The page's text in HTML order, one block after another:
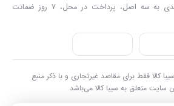
از یک دهه تجربه، با پایبندی به سه اصل، پرداخت در محل، ۷ روز ضمانت
کالا موفق شده تا همگام با فروشگاه‌های معتبر
اینترنتی ایران تبدیل شود. به محض ورود به سایت
رو به رو می‌شوید! هر آنچه که نیاز دارید و به ذهن شما
کرد.
کالا فقط برای مقاصد غیرتجاری و با ذکر منبع
سایت متعلق به سیبا کالا می‌باشد